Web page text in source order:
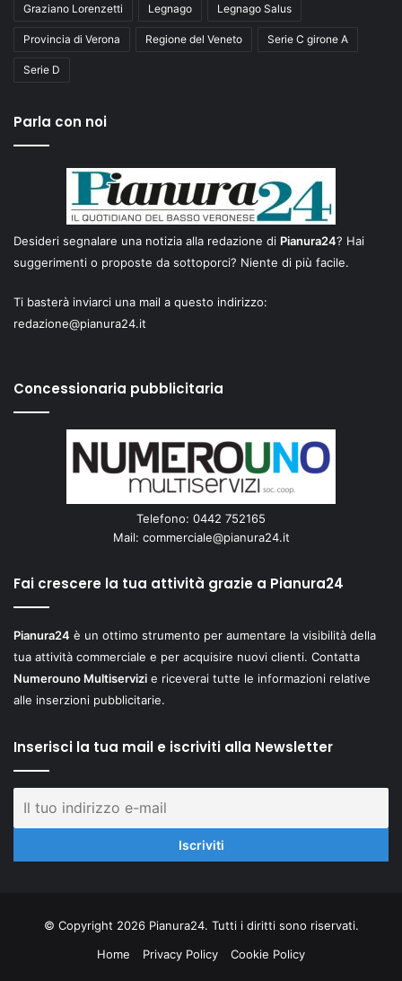
Graziano Lorenzetti Legnago Legnago Salus
Provincia di Verona Regione del Veneto Serie C girone A
Serie D
Parla con noi
Desideri segnalare una notizia alla redazione di Pianura24? Hai
suggerimenti o proposte da sottoporci? Niente di più facile.
Ti basterà inviarci una mail a questo indirizzo:
redazione@pianura24.it
Concessionaria pubblicitaria
Telefono: 0442 752165
Mail: commerciale@pianura24.it
Fai crescere la tua attività grazie a Pianura24
Pianura24 è un ottimo strumento per aumentare la visibilità della
tua attività commerciale e per acquisire nuovi clienti. Contatta
Numerouno Multiservizi e riceverai tutte le informazioni relative
alle inserzioni pubblicitarie.
Inserisci la tua mail e iscriviti alla Newsletter
© Copyright 2026 Pianura24. Tutti i diritti sono riservati.
Home
Privacy Policy Cookie Policy